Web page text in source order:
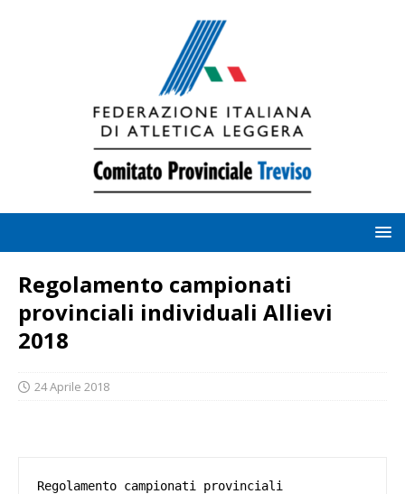
Regolamento campionati
provinciali individuali Allievi
2018
24 Aprile 2018
Regolamento campionati provinciali